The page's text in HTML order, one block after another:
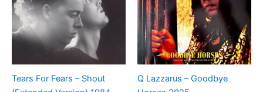
Tears For Fears – Shout
Q Lazzarus – Goodbye